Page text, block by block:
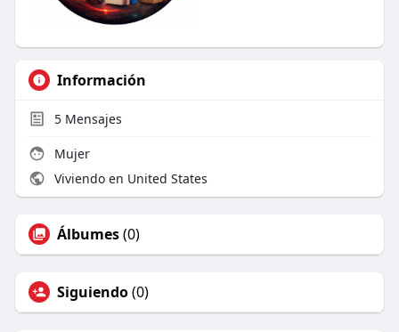
Información
5Mensajes
Mujer
Viviendo en United States
Álbumes(0)
Siguiendo(0)